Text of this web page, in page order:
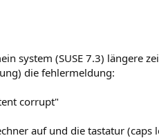
system (SUSE 7.3) längere
die fehlermeldung:
corrupt"
auf und die tastatur